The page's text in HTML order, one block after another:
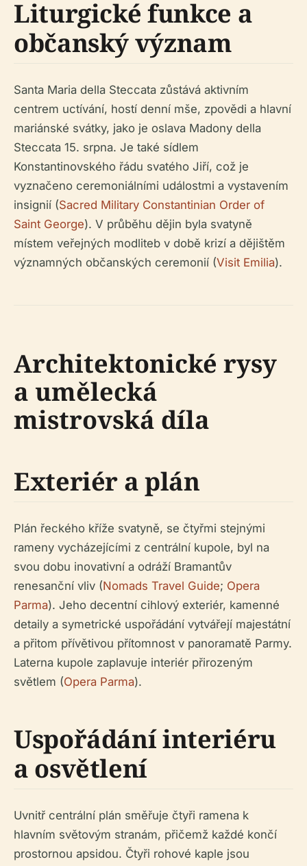
Liturgické funkce a
občanský význam
Santa Maria della Steccata zůstává aktivním
centrem uctívání, hostí denní mše, zpovědi a hlavní
mariánské svátky, jako je oslava Madony della
Steccata 15. srpna. Je také sídlem
Konstantinovského řádu svatého Jiří, což je
vyznačeno ceremoniálními událostmi a vystavením
insignií (Sacred Military Constantinian Order of
Saint George). V průběhu dějin byla svatyně
místem veřejných modliteb v době krizí a dějištěm
významných občanských ceremonií (Visit Emilia).
Architektonické rysy
a umělecká
mistrovská díla
Exteriér a plán
Plán řeckého kříže svatyně, se čtyřmi stejnými
rameny vycházejícími z centrální kupole, byl na
svou dobu inovativní a odráží Bramantův
renesanční vliv (Nomads Travel Guide; Opera
Parma). Jeho decentní cihlový exteriér, kamenné
detaily a symetrické uspořádání vytvářejí majestátní
a přitom přívětivou přítomnost v panoramatě Parmy.
Laterna kupole zaplavuje interiér přirozeným
světlem (Opera Parma).
Uspořádání interiéru
a osvětlení
Uvnitř centrální plán směřuje čtyři ramena k
hlavním světovým stranám, přičemž každé končí
prostornou apsidou. Čtyři rohové kaple jsou